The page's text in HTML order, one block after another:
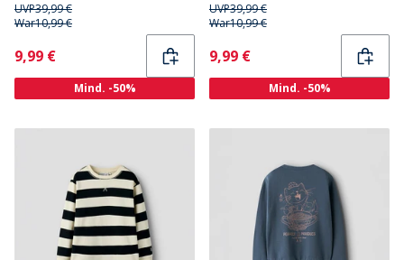
UVP39,99 €
War10,99 €
Current
9,99 €
Mind. -50%
UVP39,99 €
War10,99 €
Current
9,99 €
Mind. -50%